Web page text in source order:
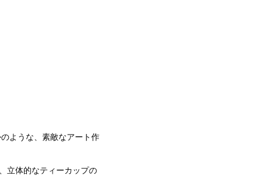
ような、素敵なアート作
立体的なティーカップの